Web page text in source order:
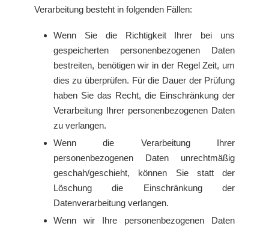
Verarbeitung besteht in folgenden Fällen:
Wenn Sie die Richtigkeit Ihrer bei uns
gespeicherten personenbezogenen Daten
bestreiten, benötigen wir in der Regel Zeit, um
dies zu überprüfen. Für die Dauer der Prüfung
haben Sie das Recht, die Einschränkung der
Verarbeitung Ihrer personenbezogenen Daten
zu verlangen.
Wenn die Verarbeitung Ihrer
personenbezogenen Daten unrechtmäßig
geschah/geschieht, können Sie statt der
Löschung die Einschränkung der
Datenverarbeitung verlangen.
Wenn wir Ihre personenbezogenen Daten